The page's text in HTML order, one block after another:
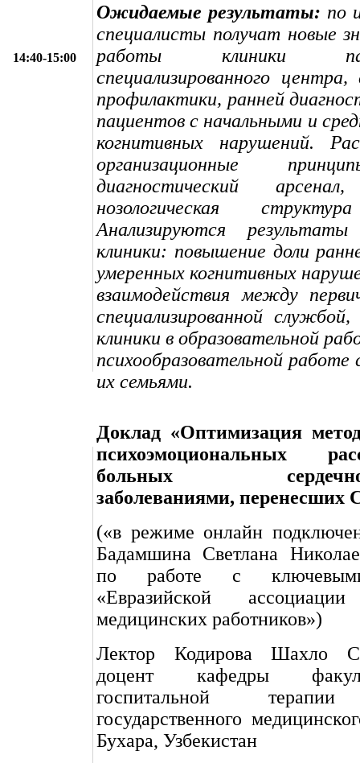
14:40-15:00
Ожидаемые результаты: по
специалисты получат новые
работы клиники
специализированного центра,
профилактики, ранней
пациентов с начальными и
когнитивных нарушений.
организационные
диагностический
нозологическая
Анализируются результаты
клиники: повышение доли
умеренных когнитивных
взаимодействия между
специализированной
клиники в образовательной
психообразовательной
их семьями.
Доклад «Оптимизация
психоэмоциональных
больных сердечно-
заболеваниями, перенесших
(«в режиме онлайн
Бадамшина Светлана
по работе с
«Евразийской
медицинских работников»)
Лектор Кодирова Шахло
доцент кафедры
госпитальной терапии
государственного
Бухара, Узбекистан